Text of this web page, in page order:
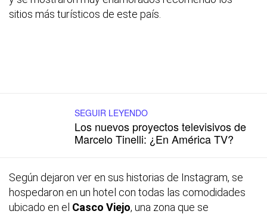
sitios más turísticos de este país.
SEGUIR LEYENDO
Los nuevos proyectos televisivos de
Marcelo Tinelli: ¿En América TV?
Según dejaron ver en sus historias de Instagram, se
hospedaron en un hotel con todas las comodidades
ubicado en el Casco Viejo, una zona que se